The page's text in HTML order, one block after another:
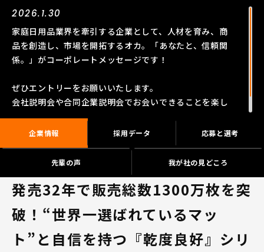
2026.1.30
家庭日用品業界を牽引する企業として、人材を育み、商
品を創造し、市場を開拓するオカ。「あなたと、信頼関
係。」がコーポレートメッセージです！
ぜひエントリーをお願いいたします。
会社説明会や合同企業説明会でお会いできることを楽し
みにしています。
企業情報 採用データ 応募と選考
先輩の声 我が社の見どころ
発売32年で販売総数1300万枚を突
破！“世界一選ばれているマッ
ト”と自信を持つ『乾度良好』シリ